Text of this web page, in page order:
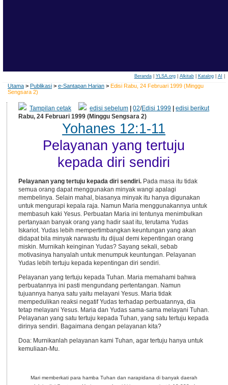
Beranda| YLSA.org| Alkitab| Katalog| AI
Utama > Publikasi > e-Santapan Harian > Edisi Rabu, 24 Februari 1999 (Minggu
Sengsara 2)
Tampilan cetak edisi sebelum |02/Edisi 1999 |edisi berikut
Rabu, 24 Februari 1999 (Minggu Sengsara 2)
Yohanes 12:1-11
Pelayanan yang tertuju
kepada diri sendiri
Pelayanan yang tertuju kepada diri sendiri.Pada masa itu tidak
semua orang dapat menggunakan minyak wangi apalagi
membelinya. Selain mahal, biasanya minyak itu hanya digunakan
untuk mengurapi kepala raja. Namun Maria menggunakannya untuk
membasuh kaki Yesus. Perbuatan Maria ini tentunya menimbulkan
pertanyaan banyak orang yang hadir saat itu, terutama Yudas
Iskariot. Yudas lebih mempertimbangkan keuntungan yang akan
didapat bila minyak narwastu itu dijual demi kepentingan orang
miskin. Murnikah keinginan Yudas? Sayang sekali, sebab
motivasinya hanyalah untuk menumpuk keuntungan. Pelayanan
Yudas lebih tertuju kepada kepentingan diri sendiri.
Pelayanan yang tertuju kepada Tuhan. Maria memahami bahwa
perbuatannya ini pasti mengundang pertentangan. Namun
tujuannya hanya satu yaitu melayani Yesus. Maria tidak
mempedulikan reaksi negatif Yudas terhadap perbuatannya, dia
tetap melayani Yesus. Maria dan Yudas sama-sama melayani Tuhan.
Pelayanan yang satu tertuju kepada Tuhan, yang satu tertuju kepada
dirinya sendiri. Bagaimana dengan pelayanan kita?
Doa: Murnikanlah pelayanan kami Tuhan, agar tertuju hanya untuk
kemuliaan-Mu.
Mari memberkati para hamba Tuhan dan narapidana di banyak daerah